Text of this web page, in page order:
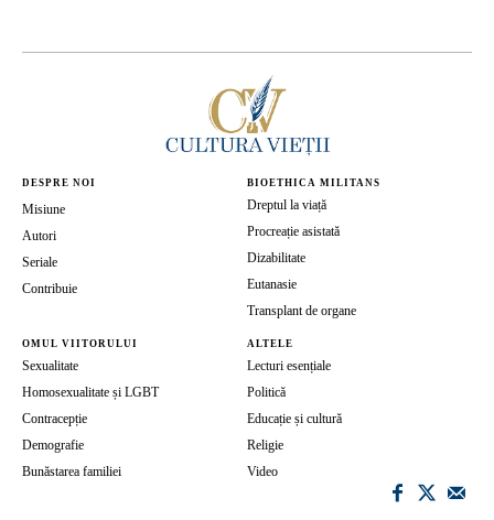
DESPRE NOI
Misiune
Autori
Seriale
Contribuie
BIOETHICA MILITANS
Dreptul la viață
Procreație asistată
Dizabilitate
Eutanasie
Transplant de organe
OMUL VIITORULUI
Sexualitate
Homosexualitate și LGBT
Contracepție
Demografie
Bunăstarea familiei
ALTELE
Lecturi esențiale
Politică
Educație și cultură
Religie
Video